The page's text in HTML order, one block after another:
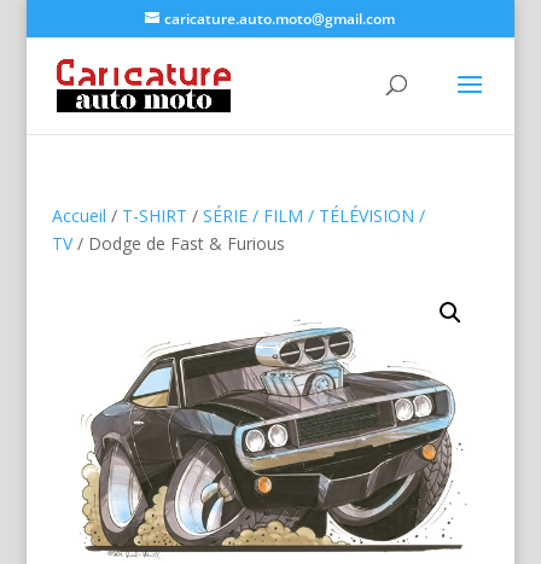
caricature.auto.moto@gmail.com
Accueil / T-SHIRT / SÉRIE / FILM / TÉLÉVISION /
TV/ Dodge de Fast & Furious